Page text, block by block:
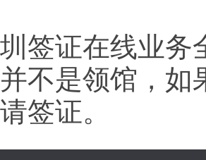
签证在线业务
不是领馆，
签证。